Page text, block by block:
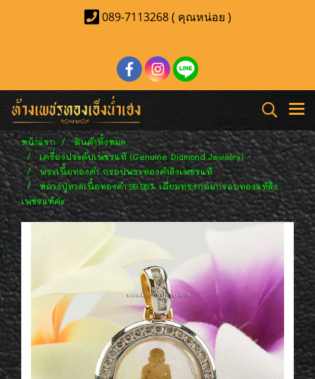
089-7113268 ( คุณหน่อย )
หน้าแรก
สินค้าทั้งหมด
เครื่องประดับเพชรแท้ (Genuine Diamond Jewelry)
พระเนื้อทองคำ กรอบพระทองคำฝังเพชรแท้
หลวงปู่ทวดเนื้อทองคำ 99.99% เลี่ยมทรงกลมกรอบทองแท้ฝัง
เพชรแท้ค่ะ